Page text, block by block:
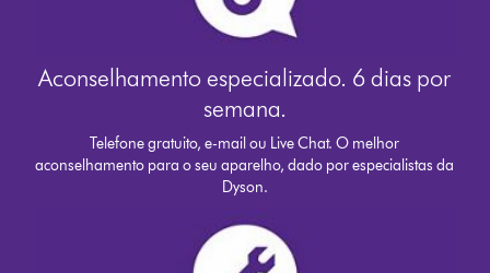
Aconselhamento especializado. 6 dias por
semana.
Telefone gratuito, e-mail ou Live Chat. O melhor
aconselhamento para o seu aparelho, dado por especialistas da
Dyson.